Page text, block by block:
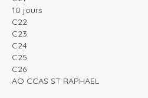
10 jours
C22
C23
C24
C25
C26
AO CCAS ST RAPHAEL